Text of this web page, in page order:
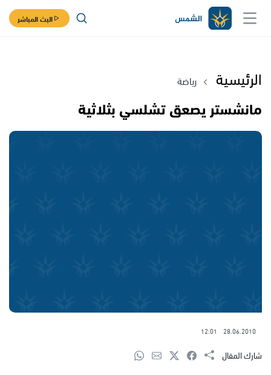
البث المباشر
الرئيسية رياضة
مانشستر يصعق تشلسي بثلاثية
28.06.2010
12:01
شارك المقال